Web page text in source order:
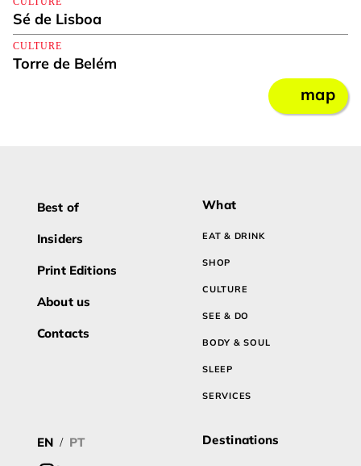
Sé de Lisboa
CULTURE
Torre de Belém
map
Best of
Insiders
Print Editions
About us
Contacts
What
EAT & DRINK
SHOP
CULTURE
SEE & DO
BODY & SOUL
SLEEP
SERVICES
EN / PT Destinations